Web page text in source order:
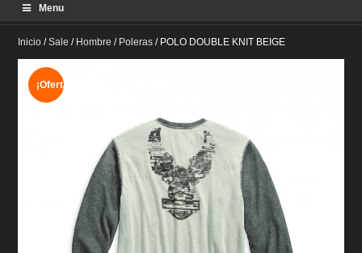
Menu
Inicio /Sale / Hombre / Poleras / POLO DOUBLE KNIT BEIGE
¡Oferta!